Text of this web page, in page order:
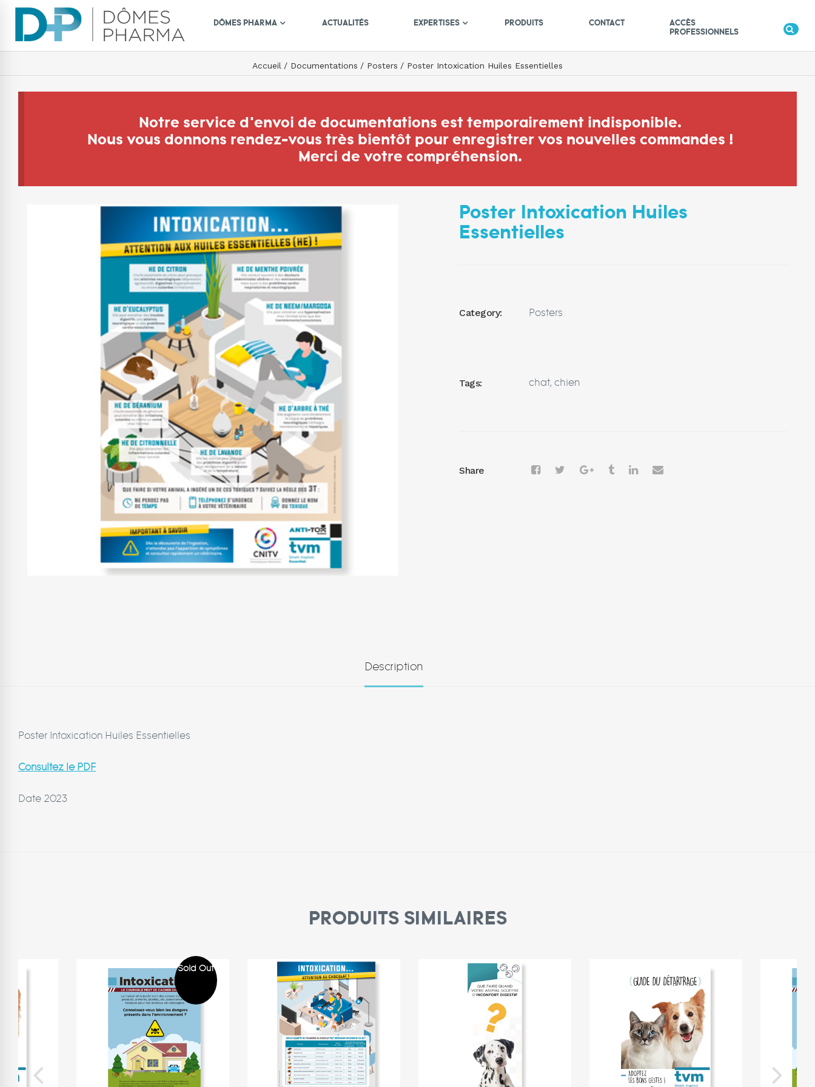
DÔMES PHARMA ACTUALITÉS EXPERTISES PRODUITS CONTACT
ACCÈS
PROFESSIONNELS
Accueil Documentations Posters Poster Intoxication Huiles Essentielles
Notre service d'envoi de documentations est temporairement indisponible.
Nous vous donnons rendez-vous très bientôt pour enregistrer vos nouvelles commandes !
Merci de votre compréhension.
Poster Intoxication Huiles
Essentielles
Category: Posters
Tags: chat,chien
Share
Description
Poster Intoxication Huiles Essentielles
Consultez le PDF
Date 2023
PRODUITS SIMILAIRES
Sold Out